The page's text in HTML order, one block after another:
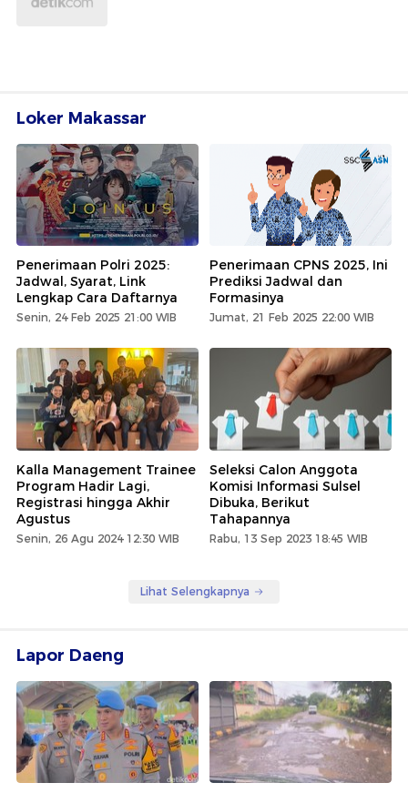
Loker Makassar
Penerimaan Polri 2025:
Jadwal, Syarat, Link
Lengkap Cara Daftarnya
Senin, 24 Feb 2025 21:00 WIB
Penerimaan CPNS 2025, Ini
Prediksi Jadwal dan
Formasinya
Jumat, 21 Feb 2025 22:00 WIB
Kalla Management Trainee
Program Hadir Lagi,
Registrasi hingga Akhir
Agustus
Senin, 26 Agu 2024 12:30 WIB
Seleksi Calon Anggota
Komisi Informasi Sulsel
Dibuka, Berikut
Tahapannya
Rabu, 13 Sep 2023 18:45 WIB
Lihat Selengkapnya
Lapor Daeng